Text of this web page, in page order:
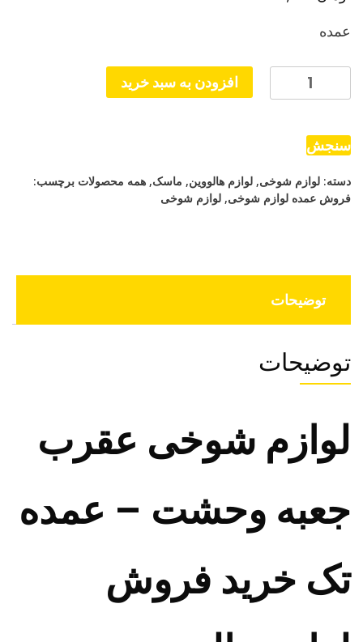
عمده
شوخی
جعبه
عدد
افزودن به سبد خرید
سنجش
دسته: لوازم شوخی, لوازم هالووین, ماسک, همه محصولات برچسب:
فروش عمده لوازم شوخی, لوازم شوخی
توضیحات
توضیحات
لوازم شوخی عقرب
جعبه وحشت – عمده
تک خرید فروش